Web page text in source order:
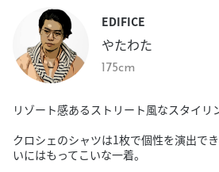
EDIFICE
やたわた
175cm
リゾート感あるストリート風なスタイリ
クロシェのシャツは1枚で個性を演出で
いにはもってこいな一着。